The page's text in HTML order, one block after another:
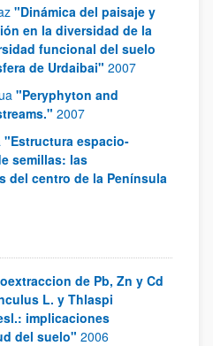
"Dinámica del paisaje y
en la diversidad de la
funcional del suelo
de Urdaibai" 2007
"Peryphyton and
2007
"Estructura espacio-
semillas: las
del centro de la Península
de Pb, Zn y Cd
L. y Thlaspi
implicaciones
del suelo" 2006